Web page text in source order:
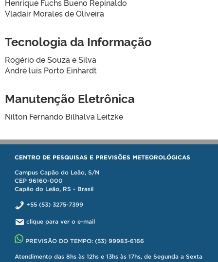
Henrique Fuchs Bueno Repinaldo
Vladair Morales de Oliveira
Tecnologia da Informação
Rogério de Souza e Silva
André luis Porto Einhardt
Manutenção Eletrônica
Nilton Fernando Bilhalva Leitzke
CENTRO DE PESQUISAS E PREVISÕES METEOROLÓGICAS
Campus Capão do Leão, S/N
CEP 96160-000
Capão do Leão, RS - Brasil
+55 (53) 3275-7399
clique para ver o e-mail
PREVISÃO DO TEMPO: (53) 99983-6166
Atendimento das 8hs às 12hs e 13hs às 17hs, de Segunda a Sexta